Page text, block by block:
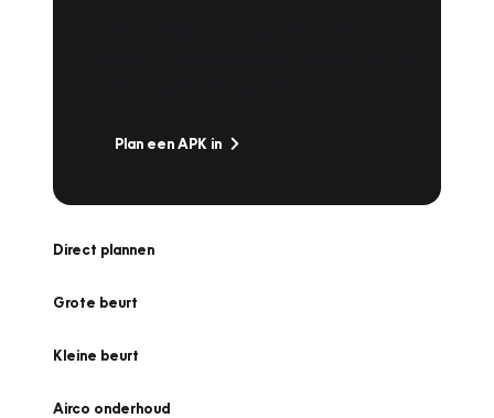
Plan een APK in
Direct plannen
Grote beurt
Kleine beurt
Airco onderhoud